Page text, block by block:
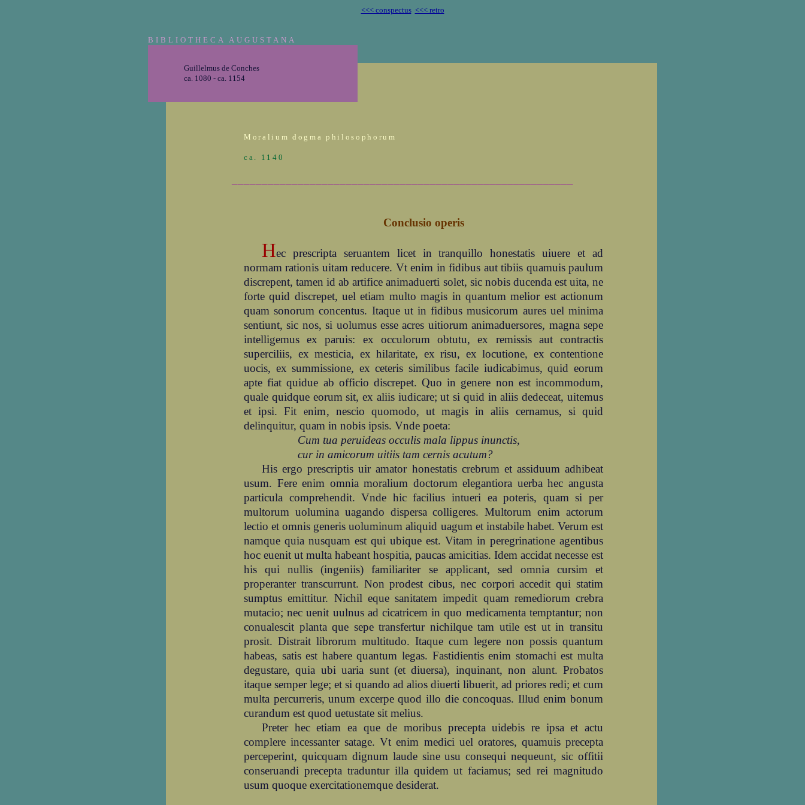
<<< conspectus <<< retro
BIBLIOTHECA AUGUSTANA
Guillelmus de Conches
ca. 1080 - ca. 1154
Moralium dogma philosophorum
ca. 1140
Conclusio operis
Hec prescripta seruantem licet in tranquillo honestatis uiuere et ad
normam rationis uitam reducere. Vt enim in fidibus aut tibiis quamuis paulum
discrepent, tamen id ab artifice animaduerti solet, sic nobis ducenda est uita, ne
forte quid discrepet, uel etiam multo magis in quantum melior est actionum
quam sonorum concentus. Itaque ut in fidibus musicorum aures uel minima
sentiunt, sic nos, si uolumus esse acres uitiorum animaduersores, magna sepe
intelligemus ex paruis: ex occulorum obtutu, ex remissis aut contractis
superciliis, ex mesticia, ex hilaritate, ex risu, ex locutione, ex contentione
uocis, ex summissione, ex ceteris similibus facile iudicabimus, quid eorum
apte fiat quidue ab officio discrepet. Quo in genere non est incommodum,
quale quidque eorum sit, ex aliis iudicare; ut si quid in aliis dedeceat, uitemus
et ipsi. Fit enim, nescio quomodo, ut magis in aliis cernamus, si quid
delinquitur, quam in nobis ipsis. Vnde poeta:
Cum tua peruideas occulis mala lippus inunctis,
cur in amicorum uitiis tam cernis acutum?
His ergo prescriptis uir amator honestatis crebrum et assiduum adhibeat
usum. Fere enim omnia moralium doctorum elegantiora uerba hec angusta
particula comprehendit. Vnde hic facilius intueri ea poteris, quam si per
multorum uolumina uagando dispersa colligeres. Multorum enim actorum
lectio et omnis generis uoluminum aliquid uagum et instabile habet. Verum est
namque quia nusquam est qui ubique est. Vitam in peregrinatione agentibus
hoc euenit ut multa habeant hospitia, paucas amicitias. Idem accidat necesse est
his qui nullis (ingeniis) familiariter se applicant, sed omnia cursim et
properanter transcurrunt. Non prodest cibus, nec corpori accedit qui statim
sumptus emittitur. Nichil eque sanitatem impedit quam remediorum crebra
mutacio; nec uenit uulnus ad cicatricem in quo medicamenta temptantur; non
conualescit planta que sepe transfertur nichilque tam utile est ut in transitu
prosit. Distrait librorum multitudo. Itaque cum legere non possis quantum
habeas, satis est habere quantum legas. Fastidientis enim stomachi est multa
degustare, quia ubi uaria sunt (et diuersa), inquinant, non alunt. Probatos
itaque semper lege; et si quando ad alios diuerti libuerit, ad priores redi; et cum
multa percurreris, unum excerpe quod illo die concoquas. Illud enim bonum
curandum est quod uetustate sit melius.
Preter hec etiam ea que de moribus precepta uidebis re ipsa et actu
complere incessanter satage. Vt enim medici uel oratores, quamuis precepta
perceperint, quicquam dignum laude sine usu consequi nequeunt, sic offitii
conseruandi precepta traduntur illa quidem ut faciamus; sed rei magnitudo
usum quoque exercitationemque desiderat.